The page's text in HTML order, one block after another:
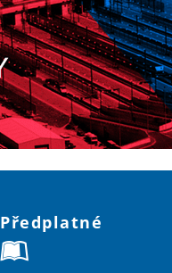
Předplatné